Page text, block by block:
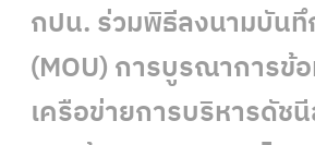
กปน. ร่วมพิธีลงนามบันทึ
(MOU) การบูรณาการข้
เครือข่ายการบริหารดัช